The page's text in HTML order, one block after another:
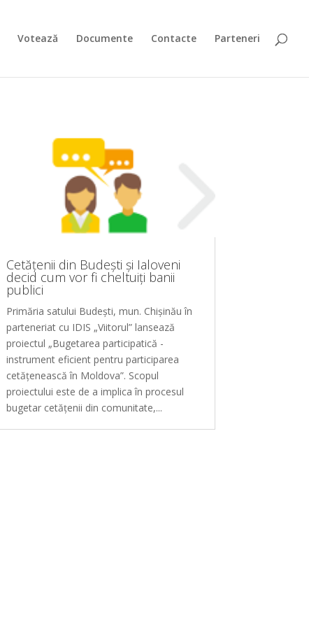
Votează Documente Contacte Parteneri
Cetățenii din Budești și Ialoveni
decid cum vor fi cheltuiți banii
publici
Primăria satului Budești, mun. Chișinău în
parteneriat cu IDIS „Viitorul” lansează
proiectul „Bugetarea participatică -
instrument eficient pentru participarea
cetățenească în Moldova”. Scopul
proiectului este de a implica în procesul
bugetar cetățenii din comunitate,...